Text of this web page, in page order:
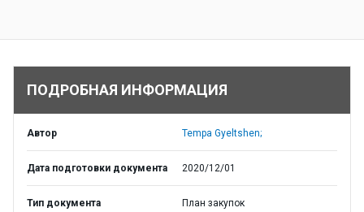
ПОДРОБНАЯ ИНФОРМАЦИЯ
Автор Tempa Gyeltshen;
Дата подготовки документа 2020/12/01
Тип документа План закупок